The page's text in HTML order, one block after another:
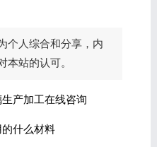
个人综合和分享，内
本站的认可。
产加工在线咨询
什么材料